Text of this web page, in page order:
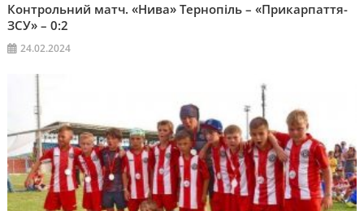
Контрольний матч. «Нива» Тернопіль – «Прикарпаття-
ЗСУ» – 0:2
24.02.2024